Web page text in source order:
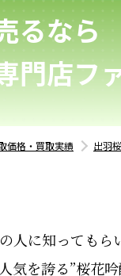
るなら
門店フ
価格・買取実績 出羽
人に知っても
気を誇る”桜花